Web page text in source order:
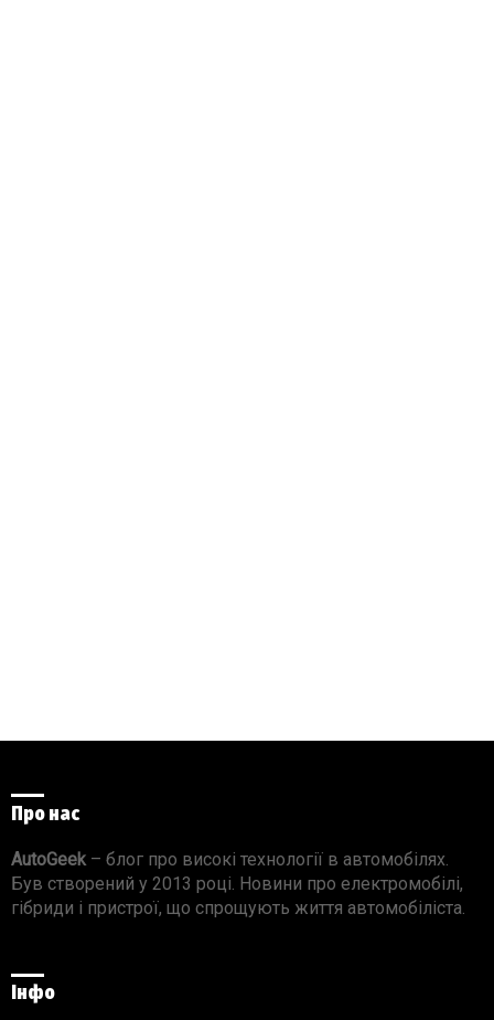
Про нас
AutoGeek – блог про високі технології в автомобілях.
Був створений у 2013 році. Новини про електромобілі,
гібриди і пристрої, що спрощують життя автомобіліста.
Інфо